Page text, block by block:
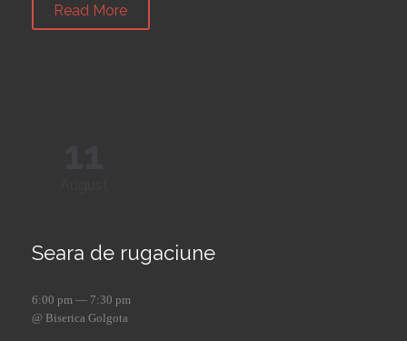
Read More
Seara de rugaciune
6:00 pm — 7:30 pm
@ Biserica Golgota